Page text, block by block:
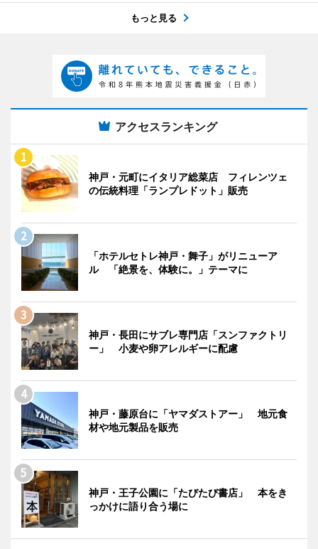
もっと見る
アクセスランキング
神戸・元町にイタリア総菜店 フィレンツェ
の伝統料理「ランプレドット」販売
「ホテルセトレ神戸・舞子」がリニューア
ル 「絶景を、体験に。」テーマに
神戸・長田にサブレ専門店「スンファクトリ
ー」 小麦や卵アレルギーに配慮
神戸・藤原台に「ヤマダストアー」 地元食
材や地元製品を販売
神戸・王子公園に「たびたび書店」 本をき
っかけに語り合う場に